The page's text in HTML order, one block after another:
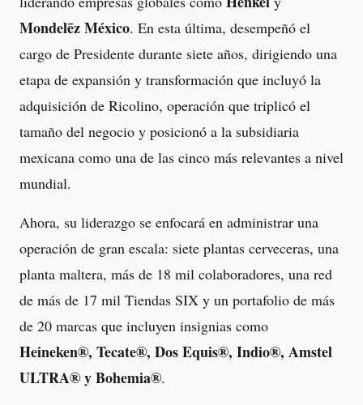
Mondelēz México. En esta última, desempeñó el
cargo de Presidente durante siete años, dirigiendo una
etapa de expansión y transformación que incluyó la
adquisición de Ricolino, operación que triplicó el
tamaño del negocio y posicionó a la subsidiaria
mexicana como una de las cinco más relevantes a nivel
mundial.
Ahora, su liderazgo se enfocará en administrar una
operación de gran escala: siete plantas cerveceras, una
planta maltera, más de 18 mil colaboradores, una red
de más de 17 mil Tiendas SIX y un portafolio de más
de 20 marcas que incluyen insignias como
Heineken®, Tecate®, Dos Equis®, Indio®, Amstel
ULTRA® y Bohemia®.